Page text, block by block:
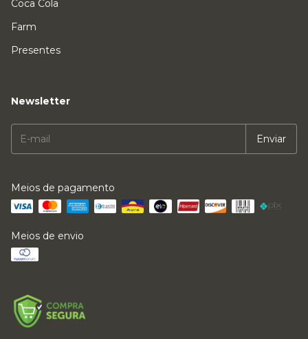
Coca Cola
Farm
Presentes
Newsletter
Meios de pagamento
Meios de envio